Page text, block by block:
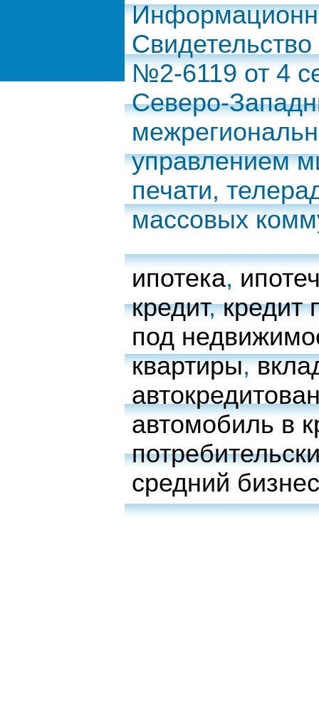
№2-6119 от 4
Северо-
управлением
печати,
массовых
ипотека,
кредит,кредит
под
квартиры,
автомобиль в
средний бизнес